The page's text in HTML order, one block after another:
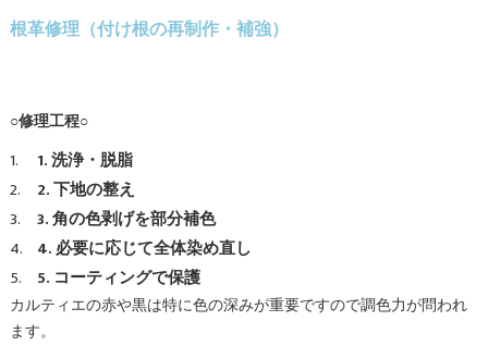
根革修理（付け根の再制作・補強）
○修理工程○
1. 洗浄・脱脂
2. 下地の整え
3. 角の色剥げを部分補色
4. 必要に応じて全体染め直し
5. コーティングで保護
カルティエの赤や黒は特に色の深みが重要ですので調色力が問われ
ます。